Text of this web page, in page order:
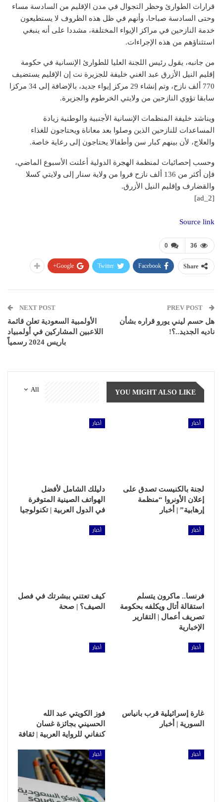
قرارات الطوارئ وحظر التجوال في مدن الإقليم من السادسة مساء
وحتى السادسة صباحا، وأنهم في ظل هذه الظروف لا يستطيعون
خدمة النازحين في مراكز الإيواء المختلفة، مشددا على أنه ينبغي
استثناؤهم من هذه الإجراءات.
من جانبه، يقول رئيس اللجنة العليا للطوارئ الإنسانية في حكومة
إقليم النيل الأزرق عبد الغني خليفة للجزيرة نت إن الإقليم يستضيف
770 ألف نازح، وتم إنشاء 29 مركز إيواء جديد، بالإضافة إلى 34 مركزا
سابقا تؤوي النازحين من ولايتي الخرطوم والجزيرة.
ويناشد خليفة المنظمات الإنسانية الأجنبية والوطنية زيادة
المساعدات للنازحين الذين وصلوا بعد معاناة ويحتاجون للغذاء
والعلاج، لأن بينهم كبار سن وأطفالا يحتاجون إلى رعاية خاصة.
وحسب إحصائيات لمنظمة الهجرة الدولية أعلنت الأسبوع الماضي،
فإن أكثر من 136 ألف نازح فروا من ولاية سنار إلى ولايتي كسلا
والقضارف وإقليم النيل الأزرق.
[ad_2]
Source link
0 36
Share
Facebook
Twitter
Google+
هل حسم ليني يورو قراره بشأن
ناديه الجديد..؟!
NEXT POST
الأولمبية السعودية تعلن قائمة
اللاعبين المشاركين في أولمبياد
باريس 2024 رسمياً
All YOU MIGHT ALSO LIKE
أخبار
لجنة بالكنيست تصدق على
إعلان الأونروا “منظمة
إرهابية” | أخبار
أخبار
دليلك الشامل لأفضل
الهواتف الصينية المتوفرة
في الدول العربية | تكنولوجيا
أخبار
فرنسا.. ماكرون يتسلم
استقالة أتال ويكلفه بحكومة
تصريف أعمال | التقارير
الإخبارية
أخبار
كيف تعتني ببشرتك في فصل
الصيف؟ | صحة
أخبار
غارة إسرائيلية قرب بانياس
السورية | أخبار
أخبار
فوز الكويتي عبد الله
الحسيني بجائزة غسان
كنفاني للرواية العربية | ثقافة
أخبار أخبار